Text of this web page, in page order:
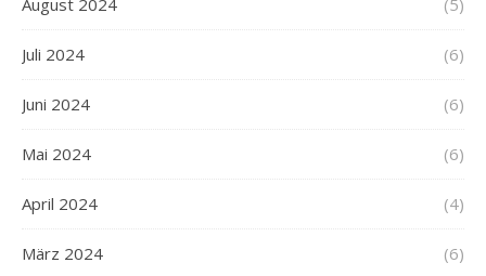
August 2024 (5)
Juli 2024 (6)
Juni 2024 (6)
Mai 2024 (6)
April 2024 (4)
März 2024 (6)